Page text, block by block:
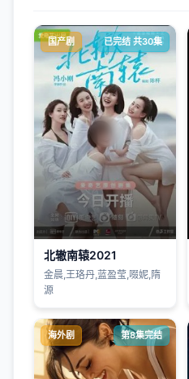
国产剧 已完结 共30集
北辙南辕2021
金晨,王珞丹,蓝盈莹,啜妮,隋
源
海外剧 第8集完结